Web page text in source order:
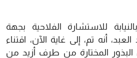
للاستشارة الفلاحية بجهة
أنه تم، إلى غاية الآن، اقتناء
من البذور المختارة من طرف أزيد من